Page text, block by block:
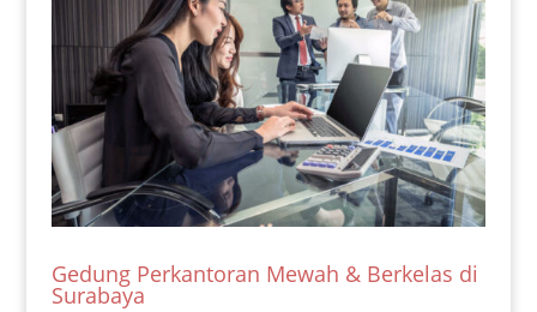
Gedung Perkantoran Mewah & Berkelas di
Surabaya